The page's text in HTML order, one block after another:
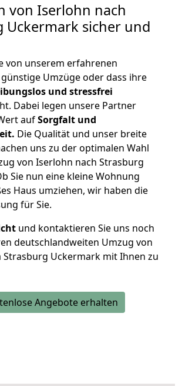
von Iserlohn nach
Uckermark sicher und
von unserem erfahrenen
Umzüge oder dass ihre
und stressfrei
Dabei legen unsere Partner
aufSorgfalt und
Die Qualität und unser breite
uns zu der optimalen Wahl
von Iserlohn nach Strasburg
Sie nun eine kleine Wohnung
Haus umziehen, wir haben die
für Sie.
und kontaktieren Sie uns noch
deutschlandweiten Umzug von
Strasburg Uckermark mit Ihnen zu
Angebote erhalten